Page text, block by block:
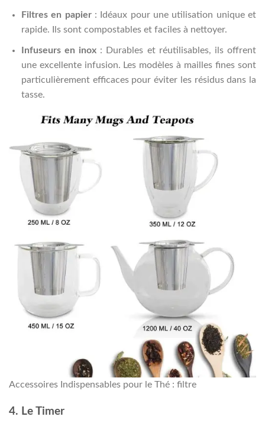
Filtres en papier: Idéaux pour une utilisation unique et
rapide. Ils sont compostables et faciles à nettoyer.
Infuseurs en inox : Durables et réutilisables, ils offrent
une excellente infusion. Les modèles à mailles fines sont
particulièrement efficaces pour éviter les résidus dans la
tasse.
Accessoires Indispensables pour le Thé : filtre
4. Le Timer